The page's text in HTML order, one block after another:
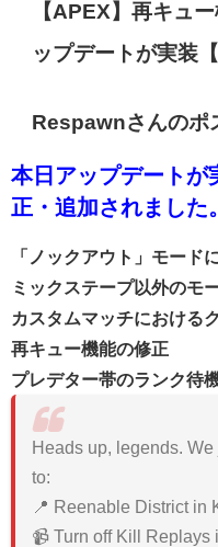
【APEX】再キュ
ップデートが実装【
Respawnさんのポ
本日アップデートが
正・追加されました。
「ノックアウト」モード
ミックステープ以外のモ
カスタムマッチにおける
再キュー機能の修正
プレデター帯のランク待
Heads up, legends.
to:
📍 Reenable District in
📹 Turn off Kill Replays